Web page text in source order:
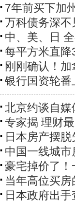
7年前买下加
万科债务深
中、美、日
每平方米直
刚刚确认！
银行国资轮
北京约谈自媒
专家揭 理财
日本房产摆
中国一线城
豪宅掉价了
当年高位买
日本政府出